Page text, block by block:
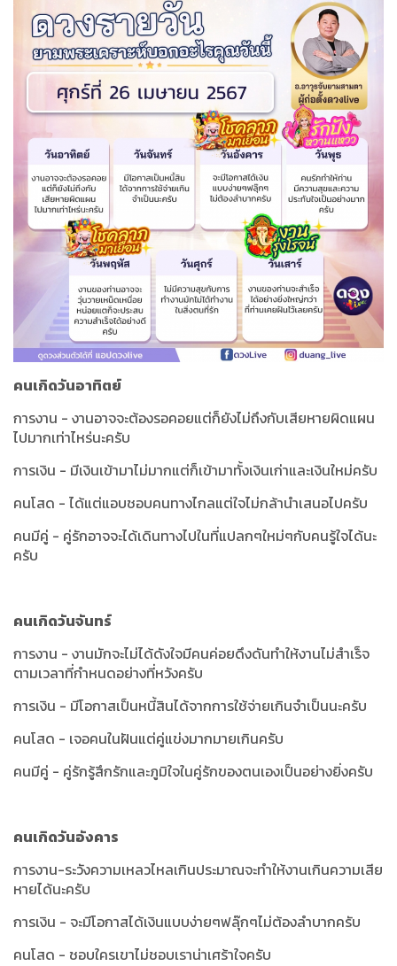
คนเกิดวันอาทิตย์
การงาน - งานอาจจะต้องรอคอยแต่ก็ยังไม่ถึงกับเสียหายผิดแผน
ไปมากเท่าไหร่นะครับ
การเงิน - มีเงินเข้ามาไม่มากแต่ก็เข้ามาทั้งเงินเก่าและเงินใหม่ครับ
คนโสด - ได้แต่แอบชอบคนทางไกลแต่ใจไม่กล้านำเสนอไปครับ
คนมีคู่ - คู่รักอาจจะได้เดินทางไปในที่แปลกๆใหม่ๆกับคนรู้ใจได้นะ
ครับ
คนเกิดวันจันทร์
การงาน - งานมักจะไม่ได้ดังใจมีคนค่อยดึงดันทำให้งานไม่สำเร็จ
ตามเวลาที่กำหนดอย่างที่หวังครับ
การเงิน - มีโอกาสเป็นหนี้สินได้จากการใช้จ่ายเกินจำเป็นนะครับ
คนโสด - เจอคนในฝันแต่คู่แข่งมากมายเกินครับ
คนมีคู่ - คู่รักรู้สึกรักและภูมิใจในคู่รักของตนเองเป็นอย่างยิ่งครับ
คนเกิดวันอังคาร
การงาน-ระวังความเหลวไหลเกินประมาณจะทำให้งานเกินความเสีย
หายได้นะครับ
การเงิน - จะมีโอกาสได้เงินแบบง่ายๆฟลุ๊กๆไม่ต้องลำบากครับ
คนโสด - ชอบใครเขาไม่ชอบเราน่าเศร้าใจครับ